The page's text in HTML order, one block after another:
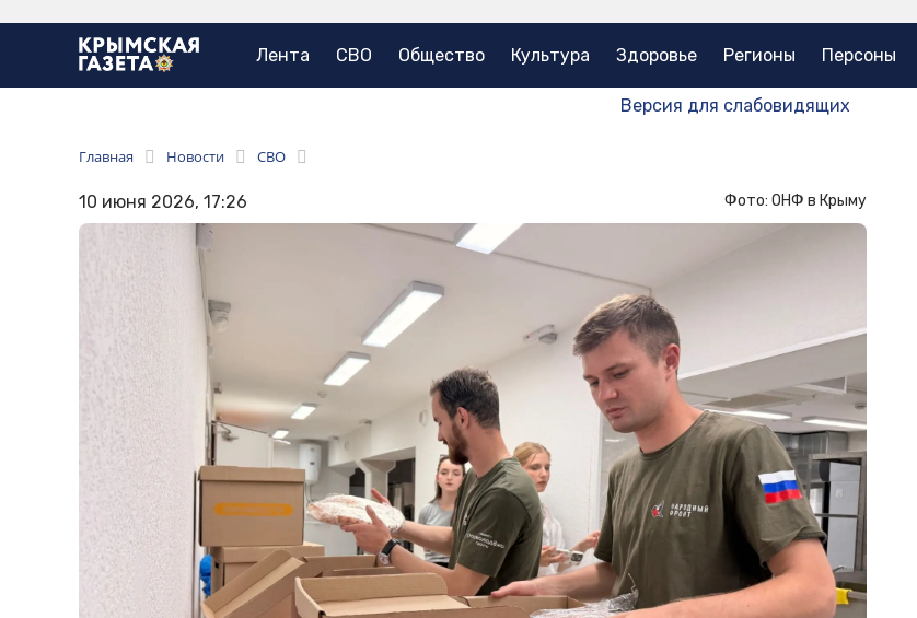
Лента СВО Общество Культура Здоровье Регионы Персоны
Версия для слабовидящих
Главная Новости СВО
10 июня 2026, 17:26 Фото: ОНФ в Крыму